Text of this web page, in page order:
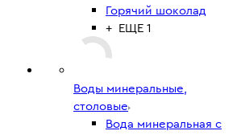
Горячий шоколад
+ ЕЩЕ 1
Воды минеральные,
столовые
Вода минеральная с